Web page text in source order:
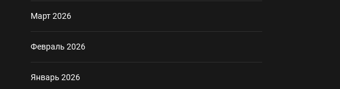
Март 2026
Февраль 2026
Январь 2026